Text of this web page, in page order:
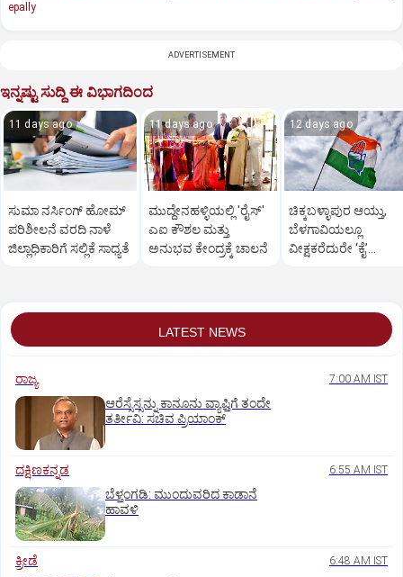
epally
ADVERTISEMENT
ಇನ್ನಷ್ಟು ಸುದ್ದಿ ಈ ವಿಭಾಗದಿಂದ
11 days ago
ಸುಮಾ ನರ್ಸಿಂಗ್ ಹೋಮ್
ಪರಿಶೀಲನೆ ವರದಿ ನಾಳೆ
ಜಿಲ್ಲಾಧಿಕಾರಿಗೆ ಸಲ್ಲಿಕೆ ಸಾಧ್ಯತೆ
11 days ago
ಮುದ್ದೇನಹಳ್ಳಿಯಲ್ಲಿ 'ರೈಸ್'
ಎಐ ಕೌಶಲ ಮತ್ತು
ಅನುಭವ ಕೇಂದ್ರಕ್ಕೆ ಚಾಲನೆ
12 days ago
ಚಿಕ್ಕಬಳ್ಳಾಪುರ ಆಯ್ತು,
ಬೆಳಗಾವಿಯಲ್ಲೂ
ವೀಕ್ಷಕರೆದುರೇ ‘ಕೈ’
LATEST NEWS
ರಾಜ್ಯ 7:00 AM IST
ಆರೆಸ್ಸೆಸ್ಸನ್ನು ಕಾನೂನು ವ್ಯಾಪ್ತಿಗೆ ತಂದೇ
ತರ್ತೀವಿ: ಸಚಿವ ಪ್ರಿಯಾಂಕ್‌
ದಕ್ಷಿಣಕನ್ನಡ 6:55 AM IST
ಬೆಳ್ತಂಗಡಿ: ಮುಂದುವರಿದ ಕಾಡಾನೆ
ಹಾವಳಿ
ಕ್ರೀಡೆ 6:48 AM IST